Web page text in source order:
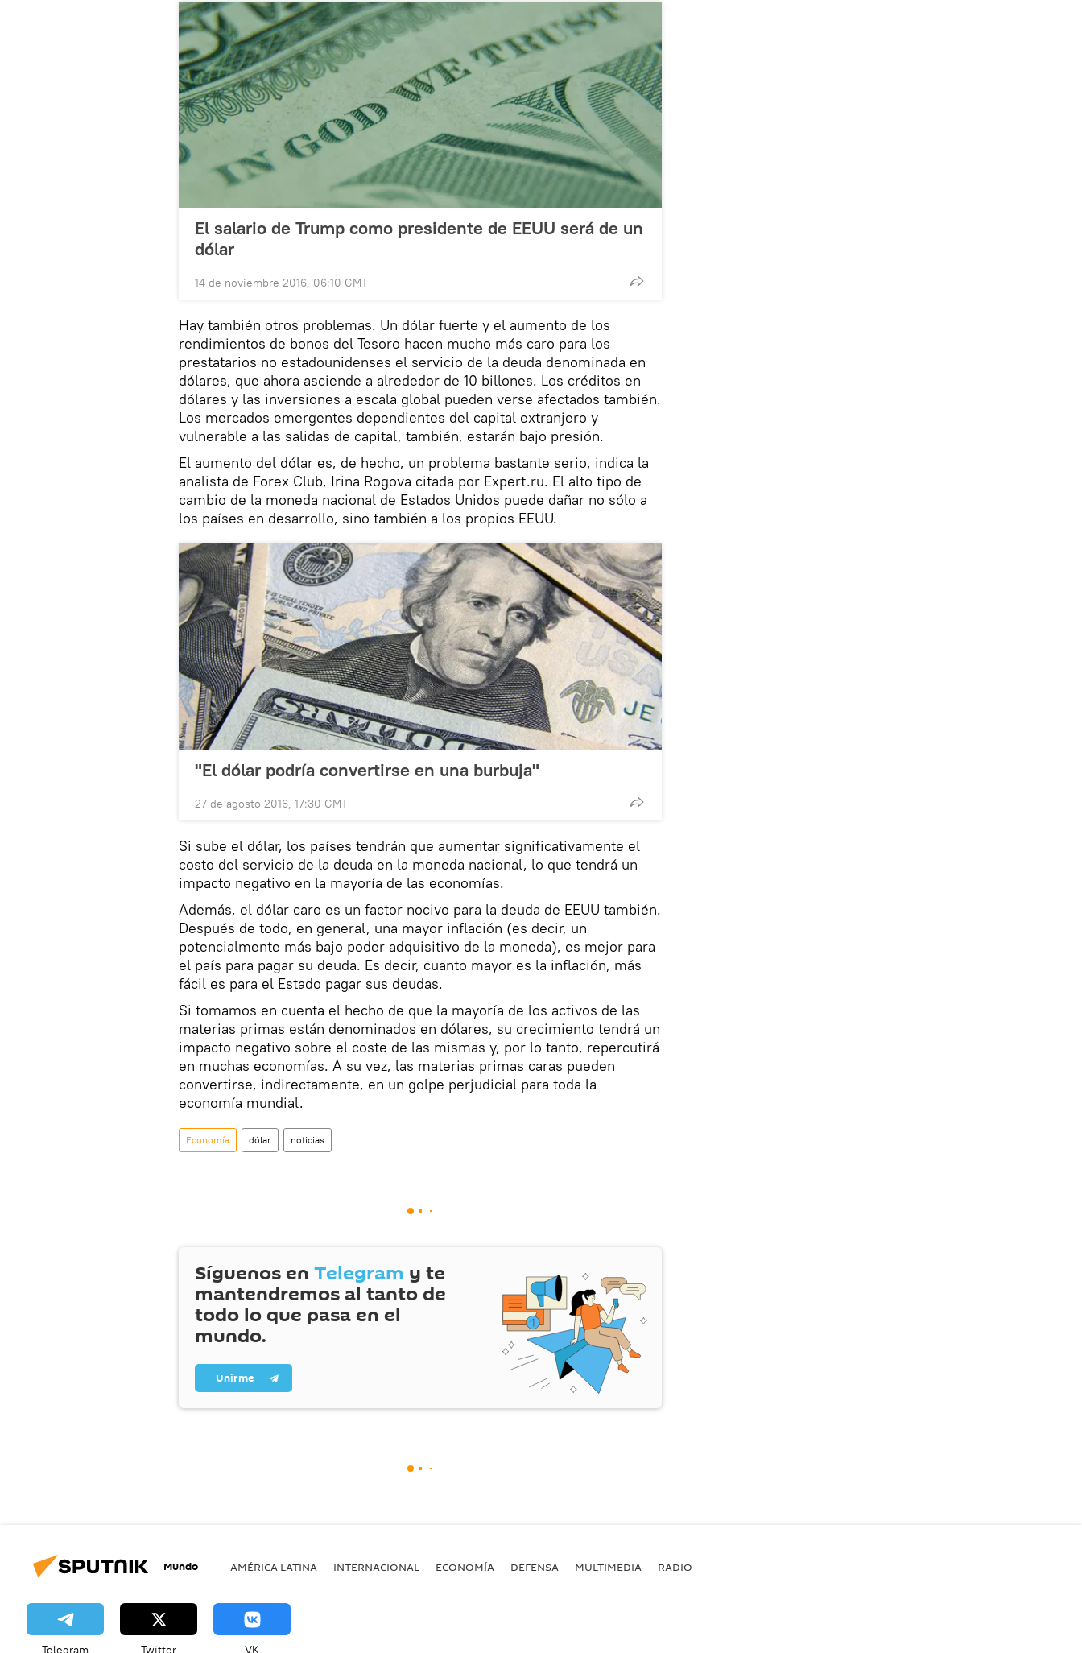
El salario de Trump como presidente de EEUU será de un
dólar
14 de noviembre 2016, 06:10 GMT
Hay también otros problemas. Un dólar fuerte y el aumento de los
rendimientos de bonos del Tesoro hacen mucho más caro para los
prestatarios no estadounidenses el servicio de la deuda denominada en
dólares, que ahora asciende a alrededor de 10 billones. Los créditos en
dólares y las inversiones a escala global pueden verse afectados también.
Los mercados emergentes dependientes del capital extranjero y
vulnerable a las salidas de capital, también, estarán bajo presión.
El aumento del dólar es, de hecho, un problema bastante serio, indica la
analista de Forex Club, Irina Rogova citada por Expert.ru. El alto tipo de
cambio de la moneda nacional de Estados Unidos puede dañar no sólo a
los países en desarrollo, sino también a los propios EEUU.
"El dólar podría convertirse en una burbuja"
27 de agosto 2016, 17:30 GMT
Si sube el dólar, los países tendrán que aumentar significativamente el
costo del servicio de la deuda en la moneda nacional, lo que tendrá un
impacto negativo en la mayoría de las economías.
Además, el dólar caro es un factor nocivo para la deuda de EEUU también.
Después de todo, en general, una mayor inflación (es decir, un
potencialmente más bajo poder adquisitivo de la moneda), es mejor para
el país para pagar su deuda. Es decir, cuanto mayor es la inflación, más
fácil es para el Estado pagar sus deudas.
Si tomamos en cuenta el hecho de que la mayoría de los activos de las
materias primas están denominados en dólares, su crecimiento tendrá un
impacto negativo sobre el coste de las mismas y, por lo tanto, repercutirá
en muchas economías. A su vez, las materias primas caras pueden
convertirse, indirectamente, en un golpe perjudicial para toda la
economía mundial.
Economía dólar noticias
Síguenos en Telegram y te
mantendremos al tanto de
todo lo que pasa en el
mundo.
Unirme
Mundo AMÉRICA LATINA INTERNACIONAL ECONOMÍA DEFENSA MULTIMEDIA RADIO